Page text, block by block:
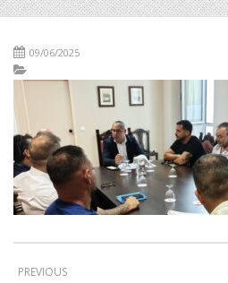
09/06/2025
PREVIOUS